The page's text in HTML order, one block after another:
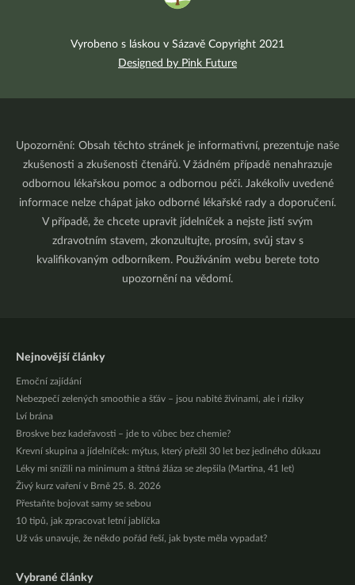
Vyrobeno s láskou v Sázavě Copyright 2021
Designed by Pink Future
Upozornění: Obsah těchto stránek je informativní, prezentuje naše
zkušenosti a zkušenosti čtenářů. V žádném případě nenahrazuje
odbornou lékařskou pomoc a odbornou péči. Jakékoliv uvedené
informace nelze chápat jako odborné lékařské rady a doporučení.
V případě, že chcete upravit jídelníček a nejste jistí svým
zdravotním stavem, zkonzultujte, prosím, svůj stav s
kvalifikovaným odborníkem. Používáním webu berete toto
upozornění na vědomí.
Nejnovější články
Emoční zajídání
Nebezpečí zelených smoothie a šťáv – jsou nabité živinami, ale i riziky
Lví brána
Broskve bez kadeřavosti – jde to vůbec bez chemie?
Krevní skupina a jídelníček: mýtus, který přežil 30 let bez jediného důkazu
Léky mi snížili na minimum a štítná žláza se zlepšila (Martina, 41 let)
Živý kurz vaření v Brně 25. 8. 2026
Přestaňte bojovat samy se sebou
10 tipů, jak zpracovat letní jablíčka
Už vás unavuje, že někdo pořád řeší, jak byste měla vypadat?
Vybrané články